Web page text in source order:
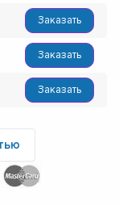
Заказать
Заказать
Заказать